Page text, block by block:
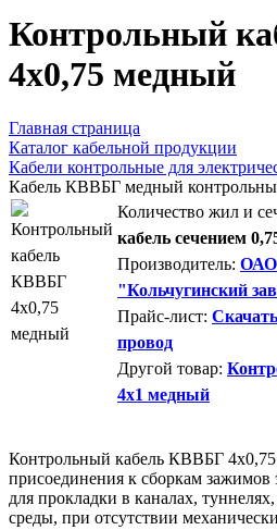
Контрольный
4х0,75 медный
Главная страница
Каталог кабельной продукции
Кабели контрольные для
Кабель КВВБГ медный
Количество жил и
кабель сечением
Производитель: ОАО
"Кольчугинский
Прайс-лист:
провод
Другой товар:
4х1 медный
Контрольный кабель КВВБГ
присоединения к сборкам зажимов
для прокладки в каналах,
среды, при отсутствии